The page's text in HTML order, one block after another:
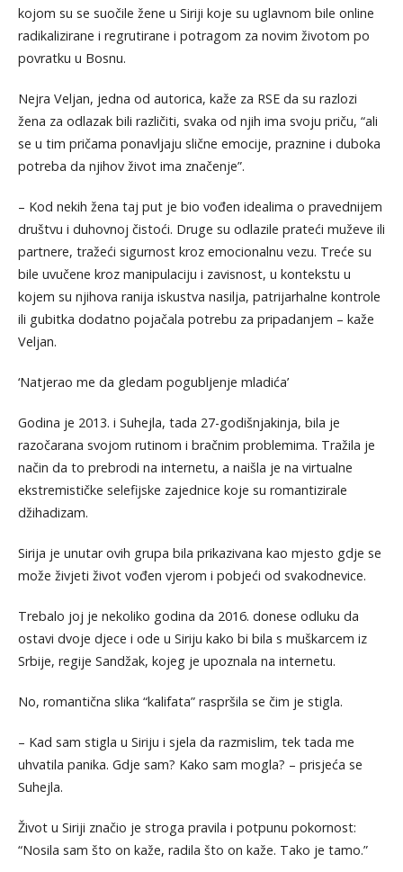
kojom su se suočile žene u Siriji koje su uglavnom bile online
radikalizirane i regrutirane i potragom za novim životom po
povratku u Bosnu.
Nejra Veljan, jedna od autorica, kaže za RSE da su razlozi
žena za odlazak bili različiti, svaka od njih ima svoju priču, “ali
se u tim pričama ponavljaju slične emocije, praznine i duboka
potreba da njihov život ima značenje”.
– Kod nekih žena taj put je bio vođen idealima o pravednijem
društvu i duhovnoj čistoći. Druge su odlazile prateći muževe ili
partnere, tražeći sigurnost kroz emocionalnu vezu. Treće su
bile uvučene kroz manipulaciju i zavisnost, u kontekstu u
kojem su njihova ranija iskustva nasilja, patrijarhalne kontrole
ili gubitka dodatno pojačala potrebu za pripadanjem – kaže
Veljan.
‘Natjerao me da gledam pogubljenje mladića’
Godina je 2013. i Suhejla, tada 27-godišnjakinja, bila je
razočarana svojom rutinom i bračnim problemima. Tražila je
način da to prebrodi na internetu, a naišla je na virtualne
ekstremističke selefijske zajednice koje su romantizirale
džihadizam.
Sirija je unutar ovih grupa bila prikazivana kao mjesto gdje se
može živjeti život vođen vjerom i pobjeći od svakodnevice.
Trebalo joj je nekoliko godina da 2016. donese odluku da
ostavi dvoje djece i ode u Siriju kako bi bila s muškarcem iz
Srbije, regije Sandžak, kojeg je upoznala na internetu.
No, romantična slika “kalifata” raspršila se čim je stigla.
– Kad sam stigla u Siriju i sjela da razmislim, tek tada me
uhvatila panika. Gdje sam? Kako sam mogla? – prisjeća se
Suhejla.
Život u Siriji značio je stroga pravila i potpunu pokornost:
“Nosila sam što on kaže, radila što on kaže. Tako je tamo.”